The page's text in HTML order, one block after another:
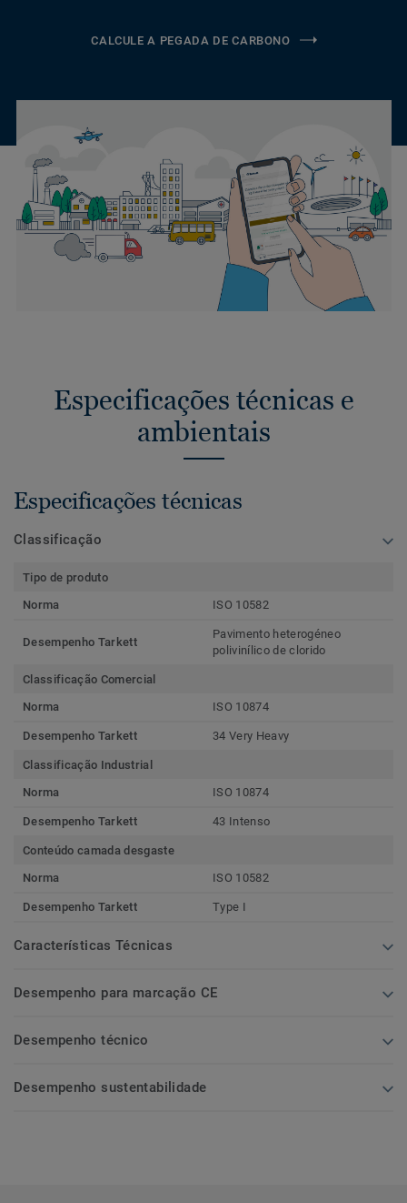
CALCULE A PEGADA DE CARBONO
Especificações técnicas e
ambientais
Especificações técnicas
Classificação
Tipo de produto
Norma
ISO 10582
Desempenho Tarkett
Pavimento heterogéneo
polivinílico de clorido
Classificação Comercial
Norma
ISO 10874
Desempenho Tarkett 34 Very Heavy
Classificação Industrial
Norma
ISO 10874
Desempenho Tarkett 43 Intenso
Conteúdo camada desgaste
Norma
ISO 10582
Desempenho Tarkett Type I
Características Técnicas
Desempenho para marcação CE
Desempenho técnico
Desempenho sustentabilidade